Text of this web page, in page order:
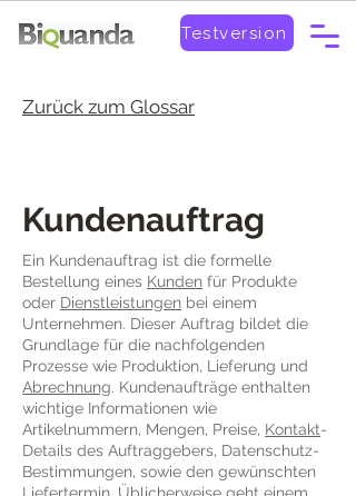
Testversion
Zurück zum Glossar
Kundenauftrag
Ein Kundenauftrag ist die formelle
Bestellung eines Kunden für Produkte
oder Dienstleistungen bei einem
Unternehmen. Dieser Auftrag bildet die
Grundlage für die nachfolgenden
Prozesse wie Produktion, Lieferung und
Abrechnung. Kundenaufträge enthalten
wichtige Informationen wie
Artikelnummern, Mengen, Preise, Kontakt-
Details des Auftraggebers, Datenschutz-
Bestimmungen, sowie den gewünschten